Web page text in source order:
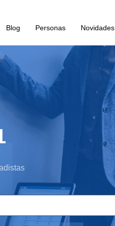
Blog Personas Novidades